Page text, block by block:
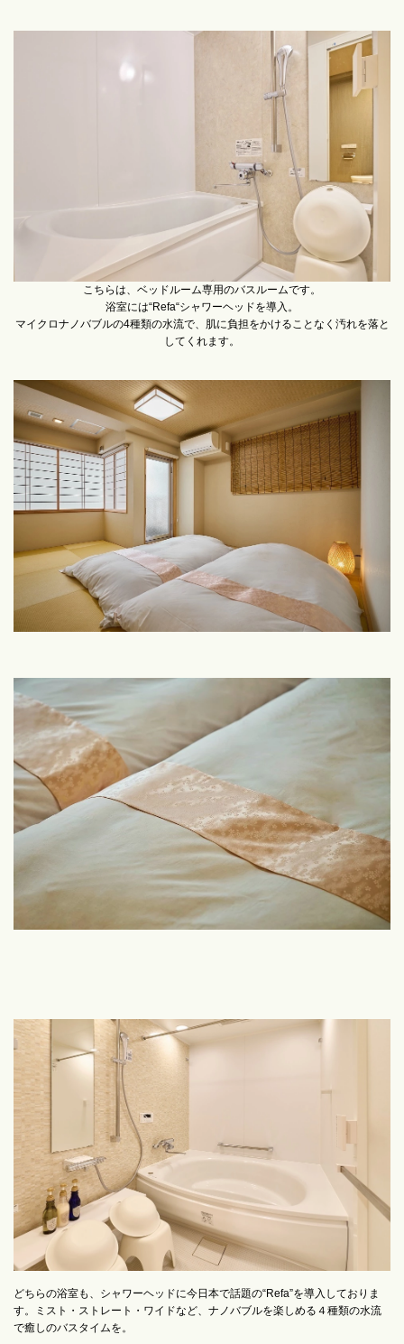
こちらは、ベッドルーム専用のバスルームです。
浴室には“Refa“シャワーヘッドを導入。
マイクロナノバブルの4種類の水流で、肌に負担をかけることなく汚れを落と
してくれます。
どちらの浴室も、シャワーヘッドに今日本で話題の“Refa”を導入しておりま
す。ミスト・ストレート・ワイドなど、ナノバブルを楽しめる４種類の水流
で癒しのバスタイムを。